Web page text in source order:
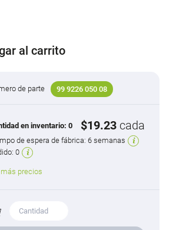
al carrito
de parte 99 9226 050 08
en inventario:0 $19.23cada
de espera de fábrica:6 semanas
0
precios